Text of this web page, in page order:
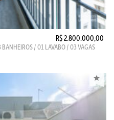
R$ 2.800.000,00
/ 01 LAVABO / 03 VAGAS